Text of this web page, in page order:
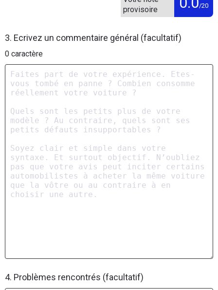
provisoire
/20
3. Ecrivez un commentaire général (facultatif)
0 caractère
4. Problèmes rencontrés (facultatif)